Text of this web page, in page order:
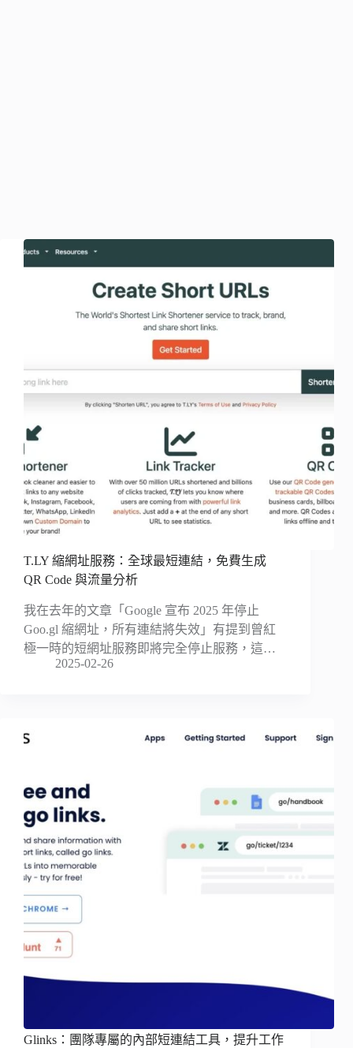
T.LY 縮網址服務：全球最短連結，免費生成
QR Code 與流量分析
我在去年的文章「Google 宣布 2025 年停止
Goo.gl 縮網址，所有連結將失效」有提到曾紅
極一時的短網址服務即將完全停止服務，這…
2025-02-26
Glinks：團隊專屬的內部短連結工具，提升工作